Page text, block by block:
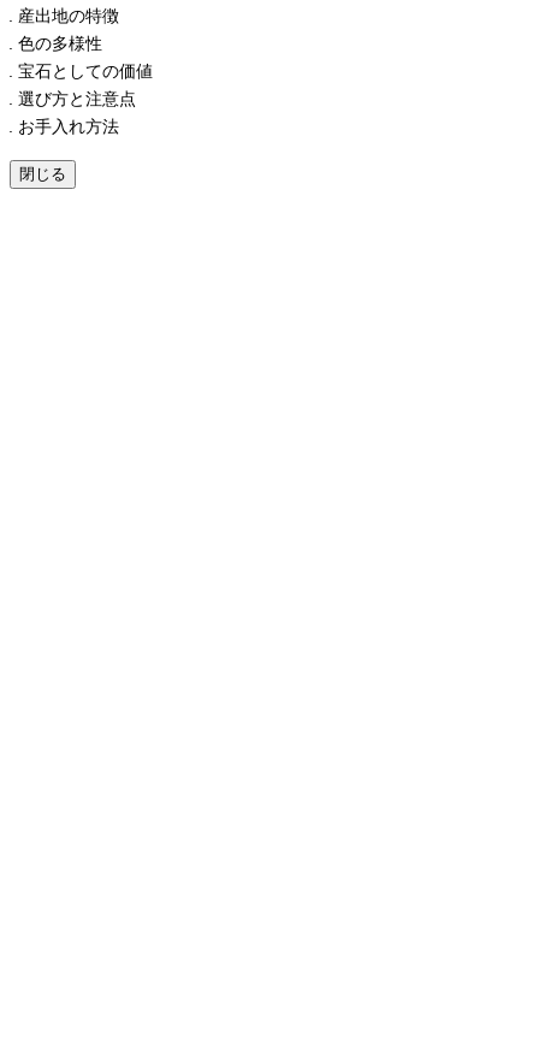
産出地の特徴
色の多様性
宝石としての価値
選び方と注意点
お手入れ方法
閉じる